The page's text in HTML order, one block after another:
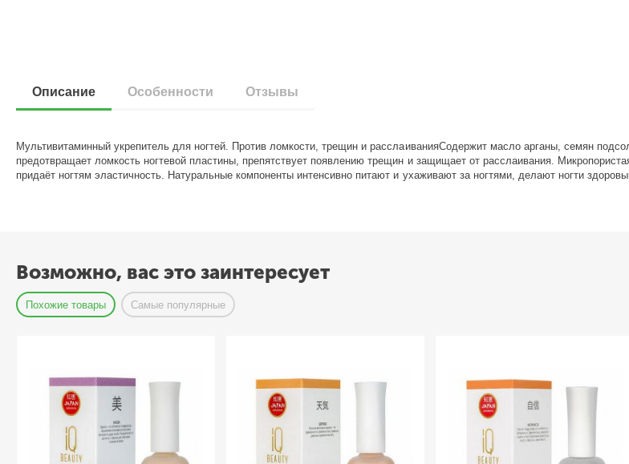
Описание Особенности Отзывы
Мультивитаминный укрепитель для ногтей. Против ломкости, трещин и расслаиванияСодержит масло арганы, семян
предотвращает ломкость ногтевой пластины, препятствует появлению трещин и защищает от расслаивания.
придаёт ногтям эластичность. Натуральные компоненты интенсивно питают и ухаживают за ногтями, делают ногти
Возможно, вас это заинтересует
Похожие товары Самые популярные